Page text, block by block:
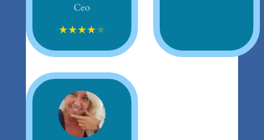
Ceo
★★★★★